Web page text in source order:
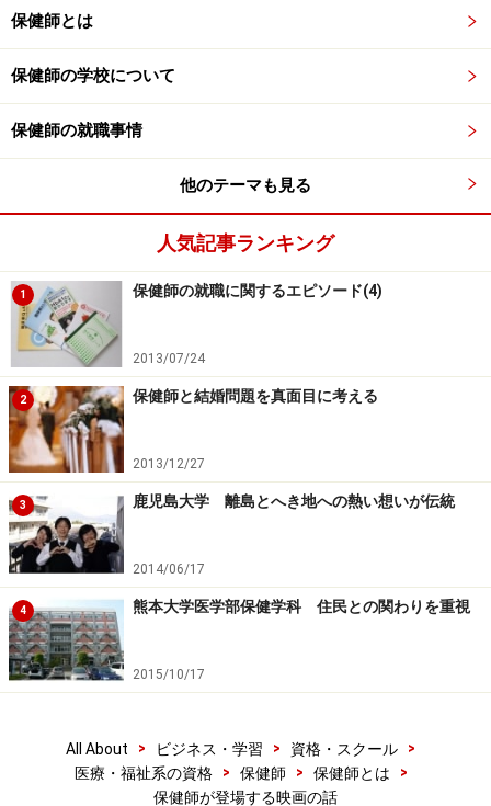
なり、宿毛の市街から定期的に船で通いながらの保健活
動をしていますが、島での活動はまず歩き回り、出会う
人々に声をかけていくというスタイルです。まさに、こ
れぞ保健師の原点となる活動ですね。大先輩である、荒
木初子さんの活動は今もしっかり受け継がれているとい
うわけです。
駐在経験者の声は貴重
高知県の駐在保健婦制度の廃止は1997年と比較的最近の
廃止だったため、県の保健師のなかかには駐在保健婦経
験者も何名か残っています。そのひとり、昭和50年代の
沖の島に駐在した経験を持つＮさんに当時のお話を聞く
と、島は階段が多く歩くのも大変だったこと。フィラリ
ア健診は当時も行われていて、夜中の血液にしか反応が
でないということで、本当に夜中の血液採取をしたこ
と。難産で島から外に運び出したい患者がいたのに、海
が時化ていて大変な苦労をしたこと
てくれました。
実習経験がほとんどない大卒保健師が増えている今、こ
うしたベテランたちが足で稼いだ経験をしっかり受け継
ている方、すでに保健師だけどやりがいを見失いかけて
いる方は、こうした経験談を話してくれる方に苦労して
保健師とは
保健師の学校について
保健師の就職事情
他のテーマも見る
人気記事ランキング
1 保健師の就職に関するエピソード(4)
2013/07/24
2 保健師と結婚問題を真面目に考える
2013/12/27
3 鹿児島大学 離島とへき地への熱い想いが伝統
2014/06/17
4 熊本大学医学部保健学科 住民との関わりを重視
2015/10/17
All About > ビジネス・学習 > 資格・スクール
>
医療・福祉系の資格
> 保健師 > 保健師とは
>
保健師が登場する映画の話